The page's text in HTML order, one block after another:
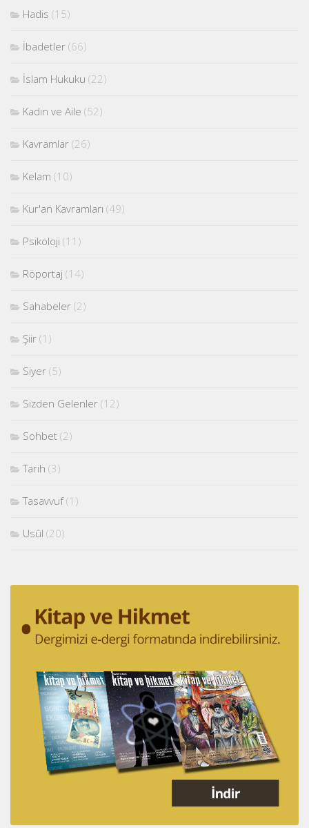
Hadis (15)
İbadetler (66)
İslam Hukuku (22)
Kadın ve Aile (52)
Kavramlar (26)
Kelam (10)
Kur'an Kavramları (49)
Psikoloji (11)
Röportaj (14)
Sahabeler (2)
Şiir (1)
Siyer (5)
Sizden Gelenler (12)
Sohbet (2)
Tarih (3)
Tasavvuf(1)
Usûl (20)